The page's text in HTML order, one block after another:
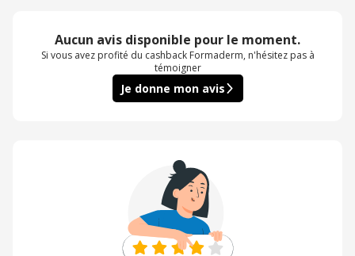
Aucun avis disponible pour le moment.
Si vous avez profité du cashback Formaderm, n'hésitez pas à
témoigner
Je donne mon avis